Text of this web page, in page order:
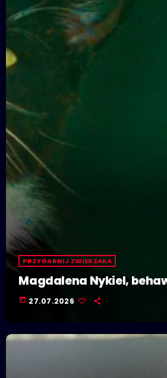
PRZYGARNIJ ZWIERZAKA
Magdalena Nykiel,
today 27.07.2026